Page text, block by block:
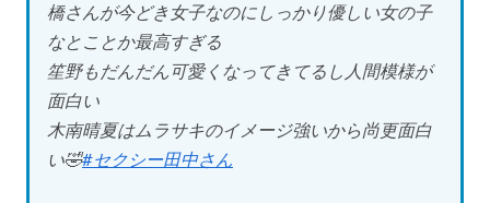
橋さんが今どき女子なのにしっかり優しい女の子
なとことか最高すぎる
笙野もだんだん可愛くなってきてるし人間模様が
面白い
木南晴夏はムラサキのイメージ強いから尚更面白
い🤣#セクシー田中さん